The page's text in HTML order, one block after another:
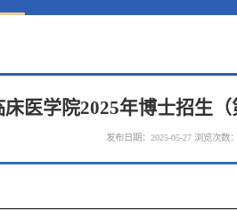
床医学院2025年博士招生
发布日期：2025-05-27 浏览次数：